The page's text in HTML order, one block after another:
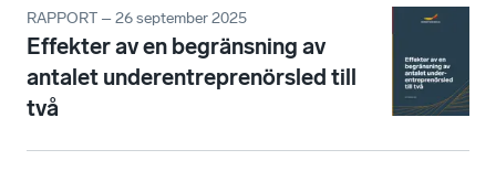
RAPPORT – 26 september 2025
Effekter av en begränsning av
antalet underentreprenörsled till
två